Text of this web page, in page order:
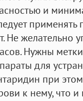
и
Не желательно
Нужны
для
при
к нему, что